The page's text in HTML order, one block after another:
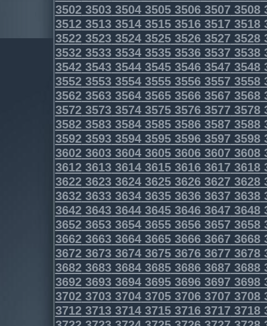
3502350335043505350635073508
3512351335143515351635173518
3522352335243525352635273528
3532353335343535353635373538
3542354335443545354635473548
3552355335543555355635573558
3562356335643565356635673568
3572357335743575357635773578
3582358335843585358635873588
3592359335943595359635973598
3602360336043605360636073608
3612361336143615361636173618
3622362336243625362636273628
3632363336343635363636373638
3642364336443645364636473648
3652365336543655365636573658
3662366336643665366636673668
3672367336743675367636773678
3682368336843685368636873688
3692369336943695369636973698
3702370337043705370637073708
3712371337143715371637173718